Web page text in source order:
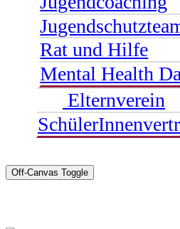
Rat und Hilfe
Mental Health
Elternverein
Off-Canvas Toggle